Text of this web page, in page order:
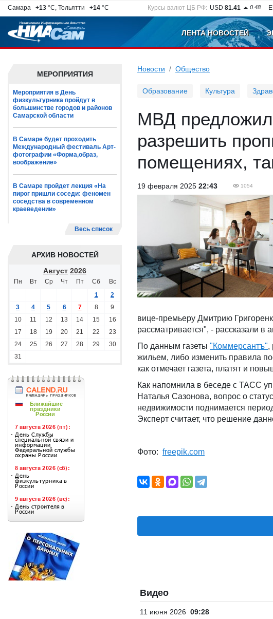
Самара +13 °C, Тольятти +14 °C Курсы валют ЦБ РФ: USD 81.41 0.48
ЛЕНТА НОВОСТЕЙ
МЕРОПРИЯТИЯ
Мероприятия в День
физкультурника пройдут в
большинстве городов и районов
Самарской области
В Самаре будет проходить
Международный фестиваль Арт-
фотографии «Форма,образ,
воображение»
В Самаре пройдет лекция «На
пирог пришли соседи: феномен
соседства в современном
краеведении»
Весь список
АРХИВ НОВОСТЕЙ
Август 2026
Пн Вт Ср Чт Пт Сб
Вс
1
2
3
4 5 6 7 8
9
10
11 12 13 14 15
16
17
18 19 20 21 22
23
24
25 26 27 28 29
30
31
Новости Общество
Образование Культура
МВД
разрешить
помещениях,
19 февраля 2025 22:43 1054
вице-премьеру Дмитрию
рассматривается", - рассказали в
По данным газеты "Коммерсантъ",
жильем, либо изменить правила
как отмечает газета, платят и
Как напомнила в беседе с ТАСС
Наталья Сазонова, вопрос о
недвижимости поднимается
Эксперт считает, что решение
Фото: freepik.com
Видео
11 июня 2026 09:28